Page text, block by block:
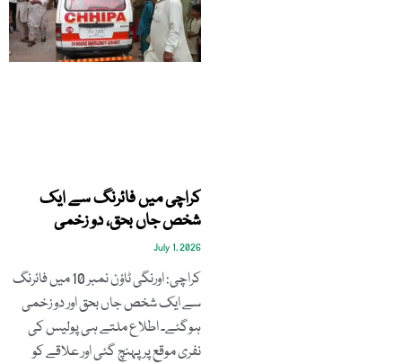
کراچی میں فائرنگ سے ایک
شخص جاں بحق، دو زخمی
July 1, 2026
کراچی: اورنگی ٹاؤن نمبر 10 میں فائرنگ
سے ایک شخص جاں بحق اور دو زخمی
ہوگئے۔ اطلاع ملتے ہی پولیس کی
نفری موقع پر پہنچ گئی اور علاقے کو